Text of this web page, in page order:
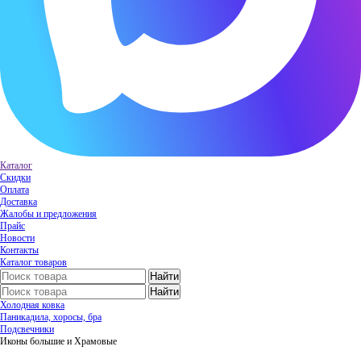
Каталог
Скидки
Оплата
Доставка
Жалобы и предложения
Прайс
Новости
Контакты
Каталог товаров
Холодная ковка
Паникадила, хоросы, бра
Подсвечники
Иконы большие и Храмовые